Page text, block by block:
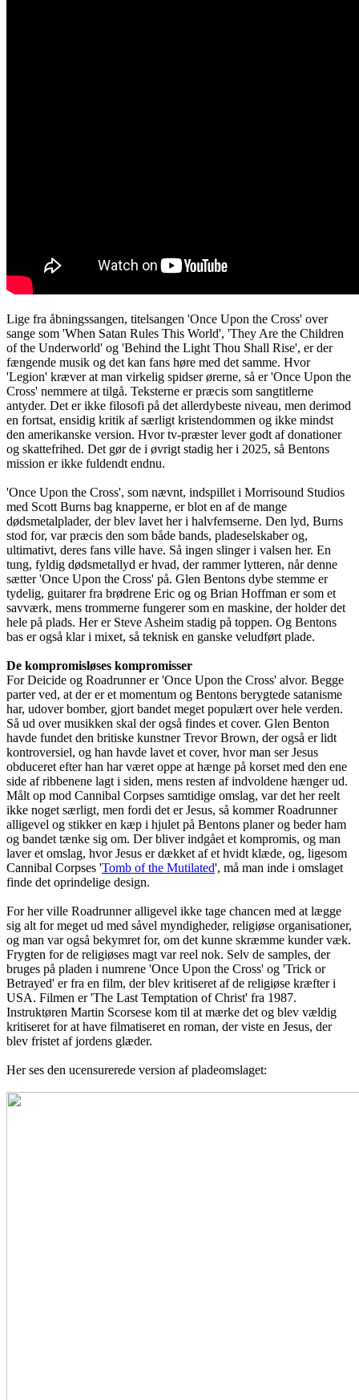
Lige fra åbningssangen, titelsangen 'Once Upon the Cross' over
sange som 'When Satan Rules This World', 'They Are the Children
of the Underworld' og 'Behind the Light Thou Shall Rise', er der
fængende musik og det kan fans høre med det samme. Hvor
'Legion' kræver at man virkelig spidser ørerne, så er 'Once Upon the
Cross' nemmere at tilgå. Teksterne er præcis som sangtitlerne
antyder. Det er ikke filosofi på det allerdybeste niveau, men derimod
en fortsat, ensidig kritik af særligt kristendommen og ikke mindst
den amerikanske version. Hvor tv-præster lever godt af donationer
og skattefrihed. Det gør de i øvrigt stadig her i 2025, så Bentons
mission er ikke fuldendt endnu.
'Once Upon the Cross', som nævnt, indspillet i Morrisound Studios
med Scott Burns bag knapperne, er blot en af de mange
dødsmetalplader, der blev lavet her i halvfemserne. Den lyd, Burns
stod for, var præcis den som både bands, pladeselskaber og,
ultimativt, deres fans ville have. Så ingen slinger i valsen her. En
tung, fyldig dødsmetallyd er hvad, der rammer lytteren, når denne
sætter 'Once Upon the Cross' på. Glen Bentons dybe stemme er
tydelig, guitarer fra brødrene Eric og og Brian Hoffman er som et
savværk, mens trommerne fungerer som en maskine, der holder det
hele på plads. Her er Steve Asheim stadig på toppen. Og Bentons
bas er også klar i mixet, så teknisk en ganske veludført plade.
De kompromisløses kompromisser
For Deicide og Roadrunner er 'Once Upon the Cross' alvor. Begge
parter ved, at der er et momentum og Bentons berygtede satanisme
har, udover bomber, gjort bandet meget populært over hele verden.
Så ud over musikken skal der også findes et cover. Glen Benton
havde fundet den britiske kunstner Trevor Brown, der også er lidt
kontroversiel, og han havde lavet et cover, hvor man ser Jesus
obduceret efter han har været oppe at hænge på korset med den ene
side af ribbenene lagt i siden, mens resten af indvoldene hænger ud.
Målt op mod Cannibal Corpses samtidige omslag, var det her reelt
ikke noget særligt, men fordi det er Jesus, så kommer Roadrunner
alligevel og stikker en kæp i hjulet på Bentons planer og beder ham
og bandet tænke sig om. Der bliver indgået et kompromis, og man
laver et omslag, hvor Jesus er dækket af et hvidt klæde, og, ligesom
Cannibal Corpses 'Tomb of the Mutilated', må man inde i omslaget
finde det oprindelige design.
For her ville Roadrunner alligevel ikke tage chancen med at lægge
sig alt for meget ud med såvel myndigheder, religiøse organisationer,
og man var også bekymret for, om det kunne skræmme kunder væk.
Frygten for de religiøses magt var reel nok. Selv de samples, der
bruges på pladen i numrene 'Once Upon the Cross' og 'Trick or
Betrayed' er fra en film, der blev kritiseret af de religiøse kræfter i
USA. Filmen er 'The Last Temptation of Christ' fra 1987.
Instruktøren Martin Scorsese kom til at mærke det og blev vældig
kritiseret for at have filmatiseret en roman, der viste en Jesus, der
blev fristet af jordens glæder.
Her ses den ucensurerede version af pladeomslaget: